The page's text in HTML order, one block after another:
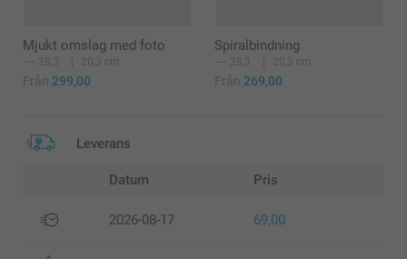
Mjukt omslag med foto
28,3 20,3 cm
Från 299,00
Spiralbindning
28,3 20,3 cm
Från 269,00
Leverans
Datum Pris
2026-08-17 69,00